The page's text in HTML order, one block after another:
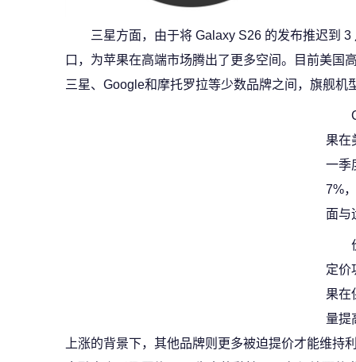
三星方面，由于将 Galaxy S26 的发布推迟到
口，为苹果在高端市场腾出了更多空间。目前美国
三星、Google和摩托罗拉等少数品牌之间，旗舰机
果在
一季
7%
面与
定价
果在
量提
上涨的背景下，其他品牌则更多被迫提价才能维持